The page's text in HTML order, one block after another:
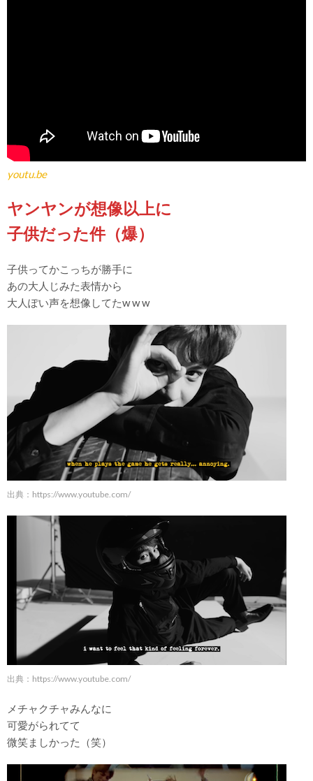
youtu.be
ヤンヤンが想像以上に
子供だった件（爆）
子供ってかこっちが勝手に
あの大人じみた表情から
大人ぽい声を想像してたw w w
出典： https://www.youtube.com/
出典： https://www.youtube.com/
メチャクチャみんなに
可愛がられてて
微笑ましかった（笑）